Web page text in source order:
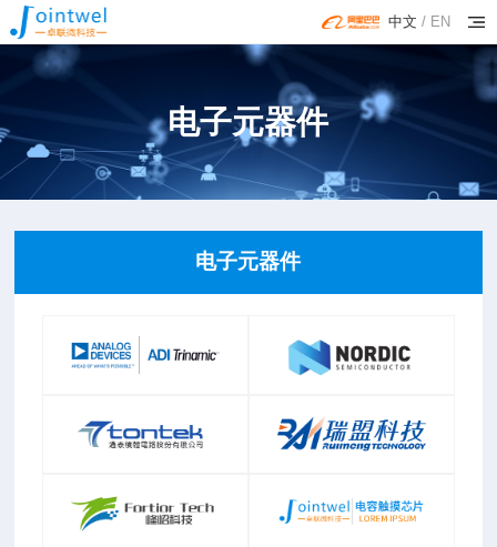
中文 / EN
电子元器件
电子元器件